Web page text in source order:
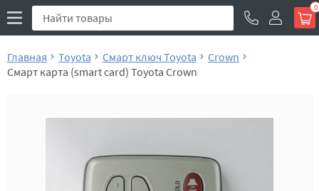
0
Главная Toyota Смарт ключ Toyota
Crown
Смарт карта (smart card) Toyota Crown